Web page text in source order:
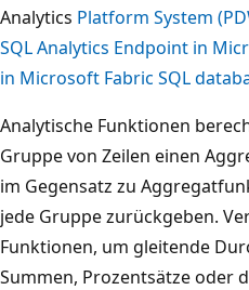
Analytics Platform System
SQL Analytics Endpoint in
in Microsoft Fabric SQL
Analytische Funktionen
Gruppe von Zeilen einen
im Gegensatz zu
jede Gruppe zurückgeben.
Funktionen, um gleitende
Summen, Prozentsätze oder